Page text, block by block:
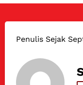
Penulis Sejak